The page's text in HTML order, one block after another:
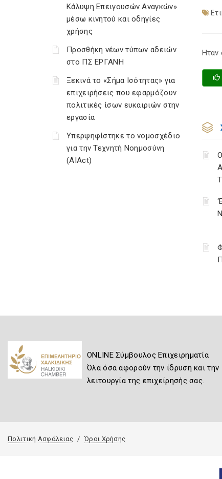
Κάλυψη Επειγουσών Αναγκών»
μέσω κινητού και οδηγίες
χρήσης
Προσθήκη νέων τύπων αδειών
στο ΠΣ ΕΡΓΑΝΗ
Ξεκινά το «Σήμα Ισότητας» για
επιχειρήσεις που εφαρμόζουν
πολιτικές ίσων ευκαιριών στην
εργασία
Υπερψηφίστηκε το νομοσχέδιο
για την Τεχνητή Νοημοσύνη
(AIAct)
Ηταν
ONLINE Σύμβουλος Επιχειρηματία
Όλα όσα αφορούν την ίδρυση και την
λειτουργία της επιχείρησής σας.
Πολιτική Ασφάλειας Όροι Χρήσης